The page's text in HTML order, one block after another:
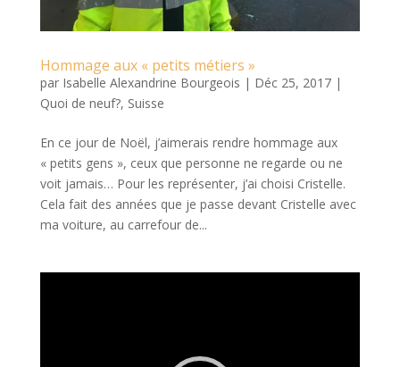
Hommage aux « petits métiers »
par Isabelle Alexandrine Bourgeois | Déc 25, 2017|
Quoi de neuf?, Suisse
En ce jour de Noël, j’aimerais rendre hommage aux
« petits gens », ceux que personne ne regarde ou ne
voit jamais… Pour les représenter, j’ai choisi Cristelle.
Cela fait des années que je passe devant Cristelle avec
ma voiture, au carrefour de...